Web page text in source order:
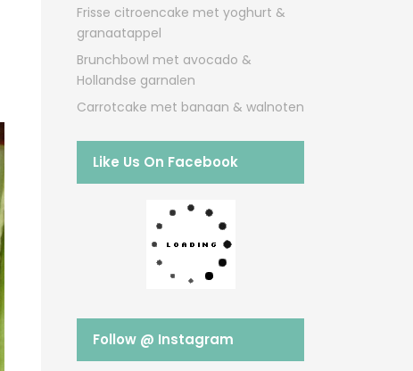
Frisse citroencake met yoghurt &
granaatappel
Brunchbowl met avocado &
Hollandse garnalen
Carrotcake met banaan & walnoten
Like Us On Facebook
Follow @ Instagram